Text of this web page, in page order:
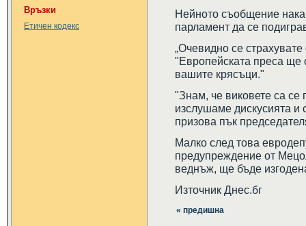
Връзки
Етичен кодекс
Нейното съобщение
парламент да се
„Очевидно се
"Европейската преса ще
вашите крясъци."
"Знам, че виковете са
изслушаме дискусията
призова пък
Малко след това
предупреждение от
веднъж, ще бъде
Източник Днес.бг
« предишна